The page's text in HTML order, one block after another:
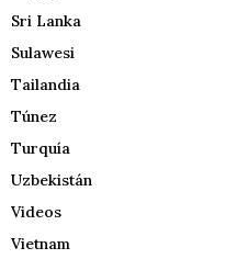
Sri Lanka
Sulawesi
Tailandia
Túnez
Turquía
Uzbekistán
Videos
Vietnam